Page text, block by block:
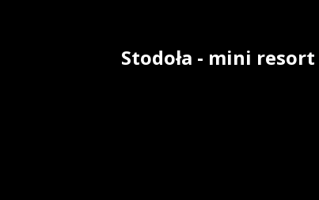
Stodoła - mini